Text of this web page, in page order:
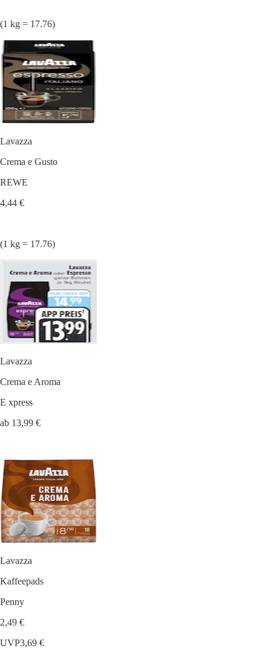
(1 kg = 17.76)
Lavazza
Crema e Gusto
REWE
4,44 €
(1 kg = 17.76)
Lavazza
Crema e Aroma
E xpress
ab 13,99 €
Lavazza
Kaffeepads
Penny
2,49 €
UVP3,69 €